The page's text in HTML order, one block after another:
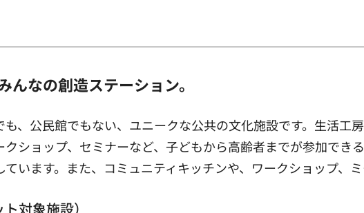
なの創造ステーション。
、公民館でもない、ユニークな公共の文化施設です。生活工
ショップ、セミナーなど、子どもから高齢者までが参加でき
います。また、コミュニティキッチンや、ワークショップ、
対象施設）